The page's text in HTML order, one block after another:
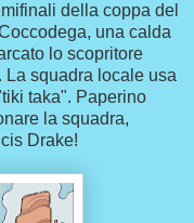
della coppa del
una calda
lo scopritore
squadra locale usa
taka". Paperino
la squadra,
Drake!